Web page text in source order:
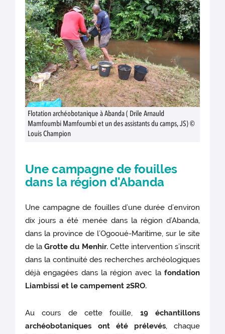
Flotation archéobotanique à Abanda ( Drile Arnauld
Mamfoumbi Mamfoumbi et un des assistants du camps, JS) ©
Louis Champion
Une campagne de fouilles
dans la région d'Abanda
Une campagne de fouilles d’une durée d’environ
dix jours a été menée dans la région d’Abanda,
dans la province de l’Ogooué-Maritime, sur le site
de laGrotte du Menhir.Cette intervention s’inscrit
dans la continuité des recherches archéologiques
déjà engagées dans la région avec la fondation
Liambissi et le campement 2SRO.
Au cours de cette fouille, 19 échantillons
archéobotaniques ont été prélevés, chaque